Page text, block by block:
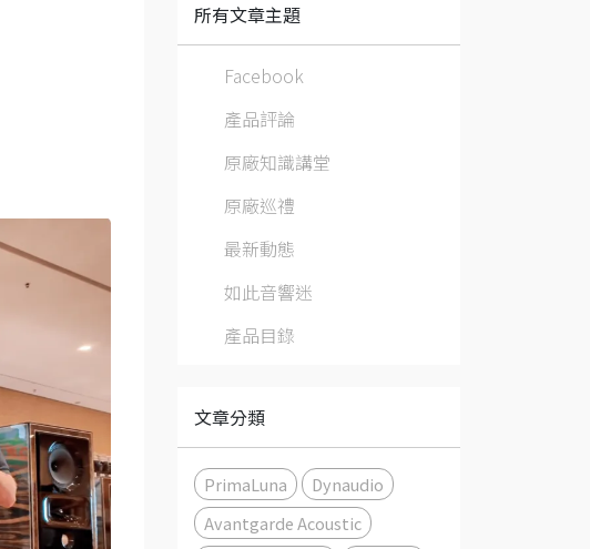
所有文章主題
Facebook
產品評論
原廠知識講堂
原廠巡禮
最新動態
如此音響迷
產品目錄
文章分類
PrimaLuna
Dynaudio
Avantgarde Acoustic